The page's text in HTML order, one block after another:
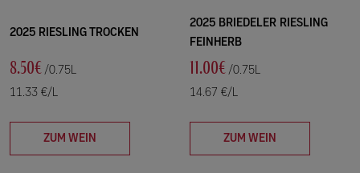
2025 RIESLING TROCKEN
8.50€ /0.75L
11.33 €/L
ZUM WEIN
2025 BRIEDELER RIESLING
FEINHERB
11.00€ /0.75L
14.67 €/L
ZUM WEIN